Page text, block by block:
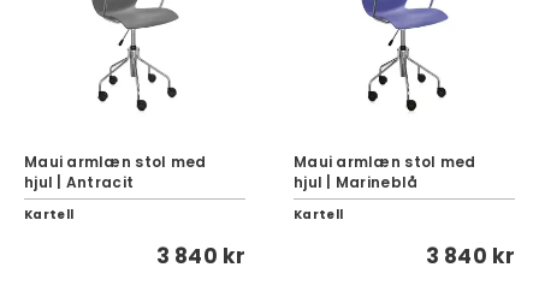
Maui armlæn stol med
hjul | Antracit
Kartell
3 840 kr
Maui armlæn stol med
hjul | Marineblå
Kartell
3 840 kr